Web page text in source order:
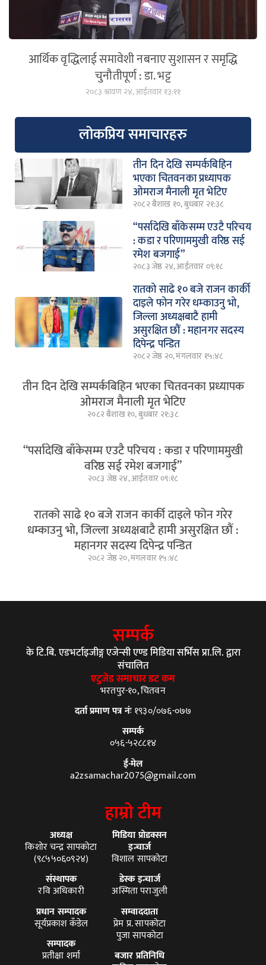
आर्थिक वृद्धिलाई समावेशी नबनाए सुशासन र समृद्धि
चुनौतीपूर्ण : डा. भट्ट
२०८३ श्रावण २४, आईतवार १३:११
लोकप्रिय समाचारहरु
तीन दिन देखि सम्पर्कबिहिन
भएका चितवनका प्रध्यापक
ओमराज मैनाली मृत भेटिए
२०८२ बैशाख १०, बुधबार २१:३८
“पर्सादेखि बाँकेसम्म एउटै परिचय
: कडा र परिणाममुखी वरिष्ठ सई
रमेश बजगाई”
२०८३ जेष्ठ २४, आईतवार ०९:१८
रातको साढे १० बजे राजन कार्की
दाइले फोन गरेर धम्काउनु भो,
जिल्ला अध्यक्षबाटै हामी
असुरक्षित छौं : महानगर सदस्य
दिपेन्द्र पन्डित
२०८२ जेष्ठ २०, मंगलवार १५:४८
तीन दिन देखि सम्पर्कबिहिन भएका चितवनका प्रध्यापक
ओमराज मैनाली मृत भेटिए
२०८२ बैशाख १०, बुधबार २१:३८
“पर्सादेखि बाँकेसम्म एउटै परिचय : कडा र परिणाममुखी
वरिष्ठ सई रमेश बजगाई”
२०८३ जेष्ठ २४, आईतवार ०९:१८
रातको साढे १० बजे राजन कार्की दाइले फोन गरेर
धम्काउनु भो, जिल्ला अध्यक्षबाटै हामी असुरक्षित छौं :
महानगर सदस्य दिपेन्द्र पन्डित
२०८२ जेष्ठ २०, मंगलवार १५:४८
सम्पर्क
के टि.बि. एडभर्टाइजीङ्ग एजेन्सी एण्ड मिडिया सर्भिस प्रा.लि. द्वारा
संचालित
एटुजेड समाचार डट कम
भरतपुर-१०, चितवन
दर्ता प्रमाण पत्र नंः१९३०/०७६-०७७
सम्पर्क
०५६-५२८८१४
ई-मेल
a2zsamachar2075@gmail.com
हाम्रो टीम
अध्यक्ष
किशोर चन्द्र सापकोटा
(९८५५०६०९२४)
संस्थापक
रवि अधिकारी
प्रधान सम्पादक
सूर्यप्रकाश कँडेल
सम्पादक
प्रतीक्षा शर्मा
मिडिया प्रोडक्सन
इन्चार्ज
विशाल सापकोटा
डेस्क इन्चार्ज
अस्मिता पराजुली
सम्वाददाता
प्रेम प्र. सापकोटा
पुजा सापकोटा
बजार प्रतिनिधि